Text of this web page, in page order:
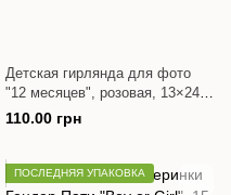
Детская гирлянда для фото
"12 месяцев", розовая, 13×24
см
110.00 грн
ПОСЛЕДНЯЯ УПАКОВКА